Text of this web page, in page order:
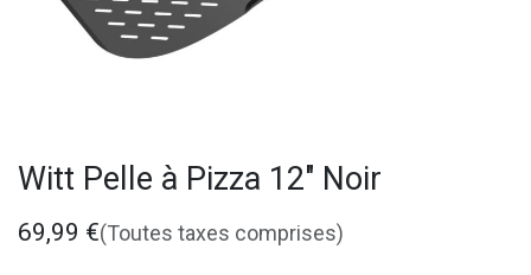
Witt Pelle à Pizza 12" Noir
69,99 €(Toutes taxes comprises)